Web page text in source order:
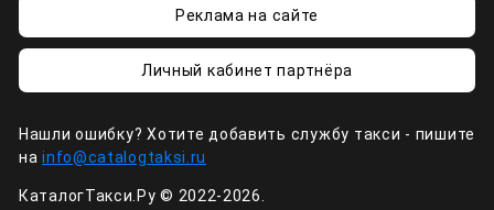
Реклама на сайте
Личный кабинет партнёра
Нашли ошибку? Хотите добавить службу такси - пишите
наinfo@catalogtaksi.ru
КаталогТакси.Ру © 2022-2026.